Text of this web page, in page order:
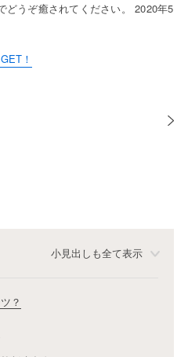
どうぞ癒されてください。 2020年5
！
小見出しも全て表示
？